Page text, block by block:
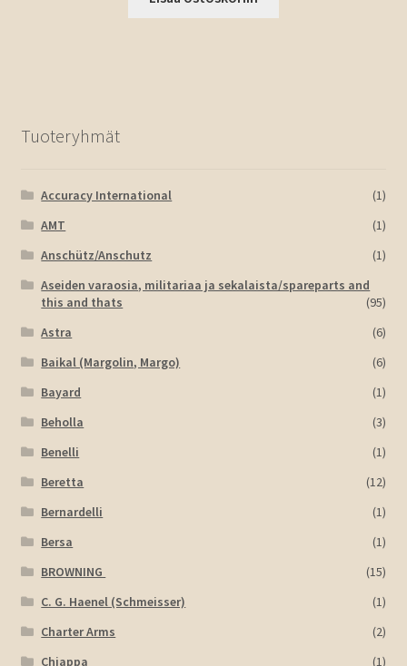
Tuoteryhmät
Accuracy International
(1)
AMT
(1)
Anschütz/Anschutz
(1)
Aseiden varaosia, militariaa ja sekalaista/spareparts and
this and thats
(95)
Astra
(6)
Baikal (Margolin, Margo)
(6)
Bayard
(1)
Beholla
(3)
Benelli
(1)
Beretta
(12)
Bernardelli
(1)
Bersa
(1)
BROWNING
(15)
C. G. Haenel (Schmeisser)
(1)
Charter Arms
(2)
Chiappa
(1)